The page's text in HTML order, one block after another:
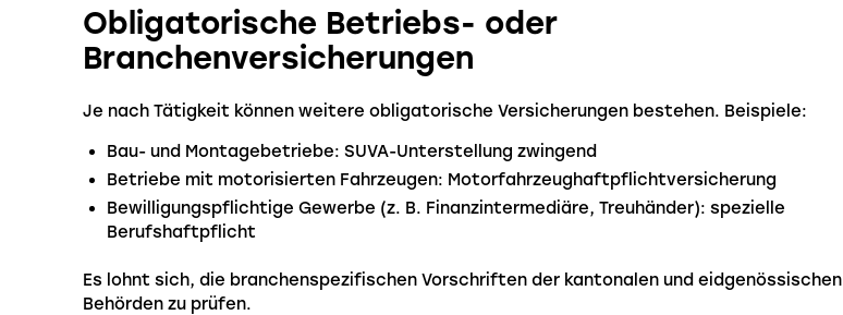
Obligatorische Betriebs- oder
Branchenversicherungen
Je nach Tätigkeit können weitere obligatorische Versicherungen bestehen. Beispiele:
Bau- und Montagebetriebe: SUVA-Unterstellung zwingend
Betriebe mit motorisierten Fahrzeugen: Motorfahrzeughaftpflichtversicherung
Bewilligungspflichtige Gewerbe (z. B. Finanzintermediäre, Treuhänder): spezielle
Berufshaftpflicht
Es lohnt sich, die branchenspezifischen Vorschriften der kantonalen und eidgenössischen
Behörden zu prüfen.